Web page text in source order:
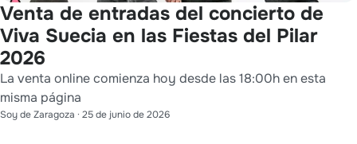
Venta de entradas del concierto de
Viva Suecia en las Fiestas del Pilar
2026
La venta online comienza hoy desde las 18:00h en esta
misma página
Soy de Zaragoza · 25 de junio de 2026